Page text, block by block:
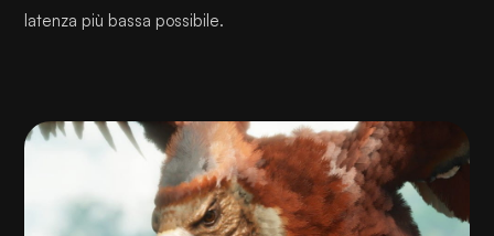
latenza più bassa possibile.